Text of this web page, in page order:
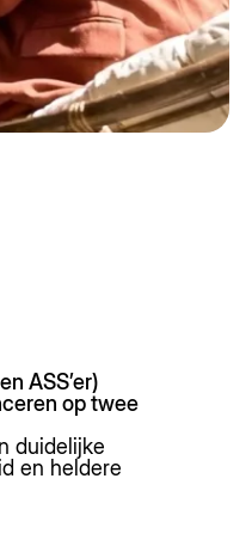
ASS’er)
op twee
duidelijke
en heldere